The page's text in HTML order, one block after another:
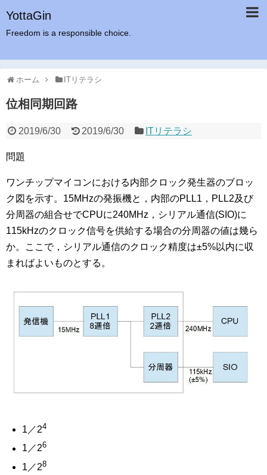
YottaGin
Freedom is a responsible choice.
ホーム ITリテラシ
位相同期回路
2019/6/30 2019/6/30 ITリテラシ
問題
ワンチップマイコンにおける内部クロック発生器のブロッ
ク図を示す。15MHzの発振機と，内部のPLL1，PLL2及び
分周器の組合せでCPUに240MHz，シリアル通信(SIO)に
115kHzのクロック信号を供給する場合の分周器の値は幾ら
か。ここで，シリアル通信のクロック精度は±5%以内に収
まればよいものとする。
1／24
1／26
1／28